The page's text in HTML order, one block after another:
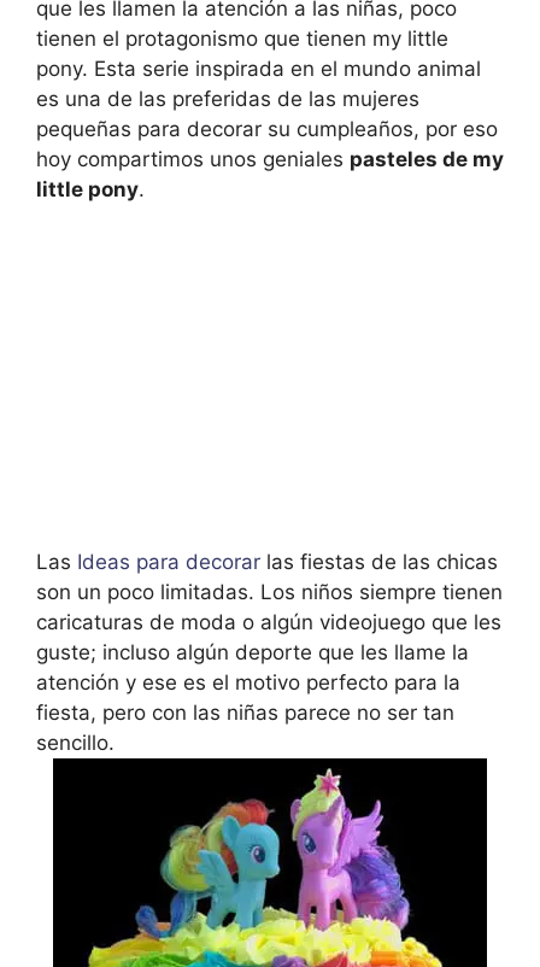
que les llamen la atención a las niñas, poco
tienen el protagonismo que tienen my little
pony. Esta serie inspirada en el mundo animal
es una de las preferidas de las mujeres
pequeñas para decorar su cumpleaños, por eso
hoy compartimos unos geniales pasteles de my
little pony.
Las Ideas para decorar las fiestas de las chicas
son un poco limitadas. Los niños siempre tienen
caricaturas de moda o algún videojuego que les
guste; incluso algún deporte que les llame la
atención y ese es el motivo perfecto para la
fiesta, pero con las niñas parece no ser tan
sencillo.